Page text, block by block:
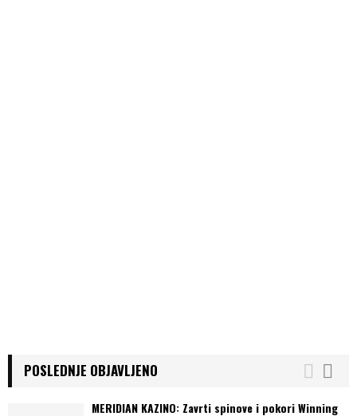
POSLEDNJE OBJAVLJENO
MERIDIAN KAZINO: Zavrti spinove i pokori Winning